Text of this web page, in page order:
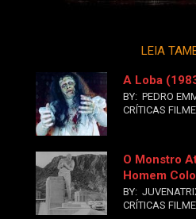
LEIA
A Loba
BY: PEDRO
CRÍTICAS
O Monstro
Homem
BY:
CRÍTICAS